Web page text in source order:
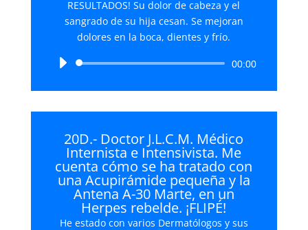
RESULTADOS! Su dolor de cabeza y el
sangrado de su hija cesan. Se mejoran
dolores en la boca, dientes y frío.
Reproductor
audio
00:00
20D.- Doctor J.L.C.M. Médico
Internista e Intensivista. Me
cuenta cómo se ha tratado con
una Acupirámide pequeña y la
Antena A-30 Marte, en un
Herpes rebelde. ¡FLIPÉ!
He estado con varios Dermatólogos y sus